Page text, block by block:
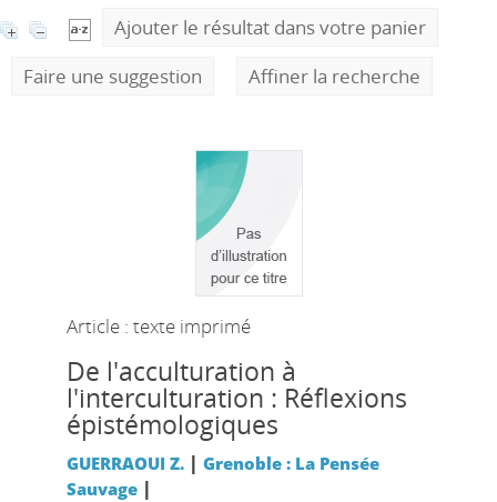
Ajouter le résultat dans votre panier
Faire une suggestion
Affiner la recherche
Article : texte imprimé
De l'acculturation à
l'interculturation : Réflexions
épistémologiques
GUERRAOUI Z. | Grenoble : La Pensée
Sauvage|